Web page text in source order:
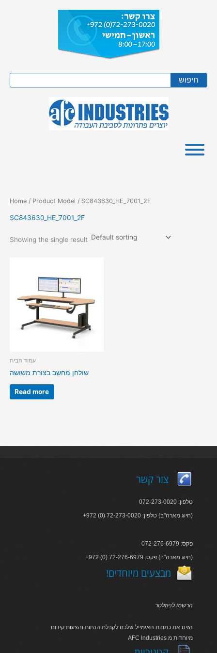
חיפוש
Home / Product Model / SC843630_HE_7001_2F
SC843630_HE_7001_2F
Showing the single result
עמוד הבית
שולחן מחשב בצורת משושה
Read more
צור קשר
טלפון: 072-273-0020
+972 (0) 72-273-0020 :חיוג מארה"ב) טלפון)
פקס: 072-276-6979
+972 (0) 72-276-6979 :חיוג מארה"ב) פקס)
!מבצעים מיוחדים
הרשמו לניוזלטר
הזינו את כתובת האימייל שלכם לקבלת הנחות והצעות קידום
AFC Industries מיוחדות מ